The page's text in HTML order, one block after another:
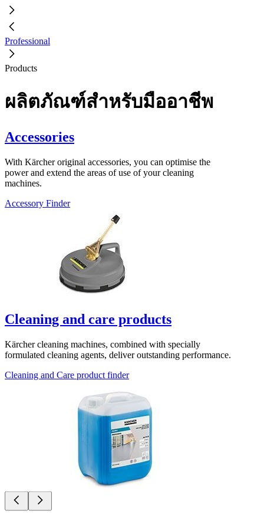
Professional
Products
ผลิตภัณฑ์สำหรับมืออาชีพ
Accessories
With Kärcher original accessories, you can optimise the
power and extend the areas of use of your cleaning
machines.
Accessory Finder
Cleaning and care products
Kärcher cleaning machines, combined with specially
formulated cleaning agents, deliver outstanding performance.
Cleaning and Care product finder